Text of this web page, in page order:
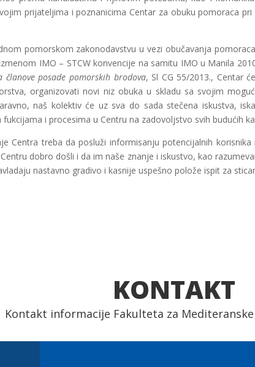
prijateljima i poznanicima Centar za obuku pomoraca
pomorskom zakonodavstvu u vezi obučavanja
IMO – STCW konvencije na samitu IMO u Manila
članove posade pomorskih brodova, Sl CG 55/2013., Centar
organizovati novi niz obuka u skladu sa svojim
naš kolektiv će uz sva do sada stečena iskustva,
i procesima u Centru na zadovoljstvo svih budućih
Centra treba da posluži informisanju potencijalnih
dobro došli i da im naše znanje i iskustvo, kao
nastavno gradivo i kasnije uspešno polože ispit za
KONTAKT
Kontakt informacije Fakulteta za